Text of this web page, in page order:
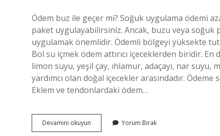
Ödem buz ile geçer mi? Soğuk uygulama ödemi
paket uygulayabilirsiniz. Ancak, buzu veya soğuk
uygulamak önemlidir. Ödemli bölgeyi yüksekte
Bol su içmek ödem attırıcı içeceklerden biridir.
limon suyu, yeşil çay, ıhlamur, adaçayı, nar suyu,
yardımcı olan doğal içecekler arasındadır.
Eklem ve tendonlardaki ödem…
Devamını okuyun
Ödemi
Yorum Bırak